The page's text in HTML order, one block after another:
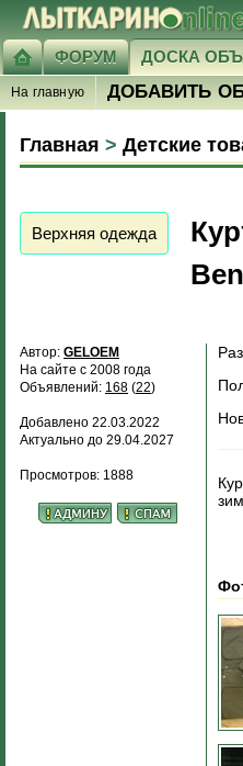
ФОРУМ ДОСКА
На главную ДОБАВИТЬ
Главная > Детские
Верхняя одежда
Автор: GELOEM
На сайте с 2008 года
Объявлений: 168 (22)
Добавлено 22.03.2022
Актуально до 29.04.2027
Просмотров: 1888